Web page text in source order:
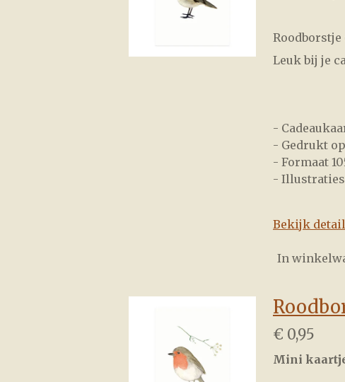
Leuk bij je
-
- Gedrukt
- Formaat
-
Bekijk
In
€ 0,95
Mini